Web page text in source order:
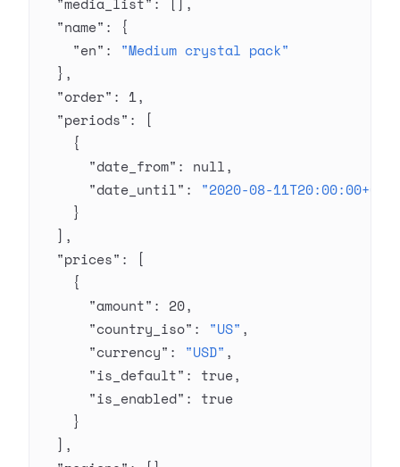
  "name"
: {
    "en"
: "Medium crystal pack"
  },
  "order"
: 1,
  "periods"
: [
    {
      "date_from"
: null,
      "date_until"
: "2020-08-
    }
  ],
  "prices"
: [
    {
      "amount"
: 20,
      "country_iso"
: "US" ,
      "currency"
: "USD" ,
      "is_default"
: true,
      "is_enabled"
: true
    }
  ],